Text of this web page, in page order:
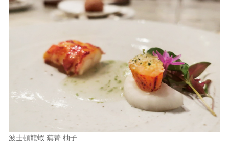
波士頓龍蝦 蕪菁 柚子